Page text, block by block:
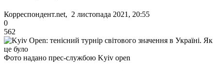
Корреспондент.net, 2 листопада 2021, 20:55
0
562
Фото надано прес-службою Kyiv open